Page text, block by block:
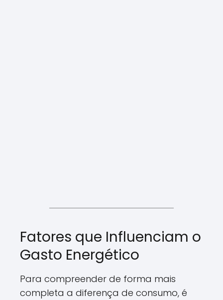
Fatores que Influenciam o
Gasto Energético
Para compreender de forma mais
completa a diferença de consumo, é